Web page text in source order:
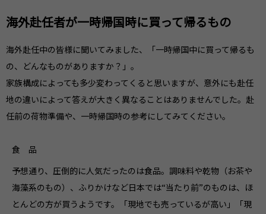
海外赴任者が一時帰国時に買って帰るもの
海外赴任中の皆様に聞いてみました、「一時帰国中に買って帰るも
の、どんなものがありますか？」。
家族構成によっても多少変わってくると思いますが、意外にも赴任
地の違いによって答えが大きく異なることはありませんでした。赴
任前の荷物準備や、一時帰国時の参考にしてみてください。
食 品
予想通り、圧倒的に人気だったのは食品。調味料や乾物（お茶や
海藻系のもの）、ふりかけなど日本では“当たり前”のものは、ほ
とんどの方が買うようです。「現地でも売っているが高い」「現